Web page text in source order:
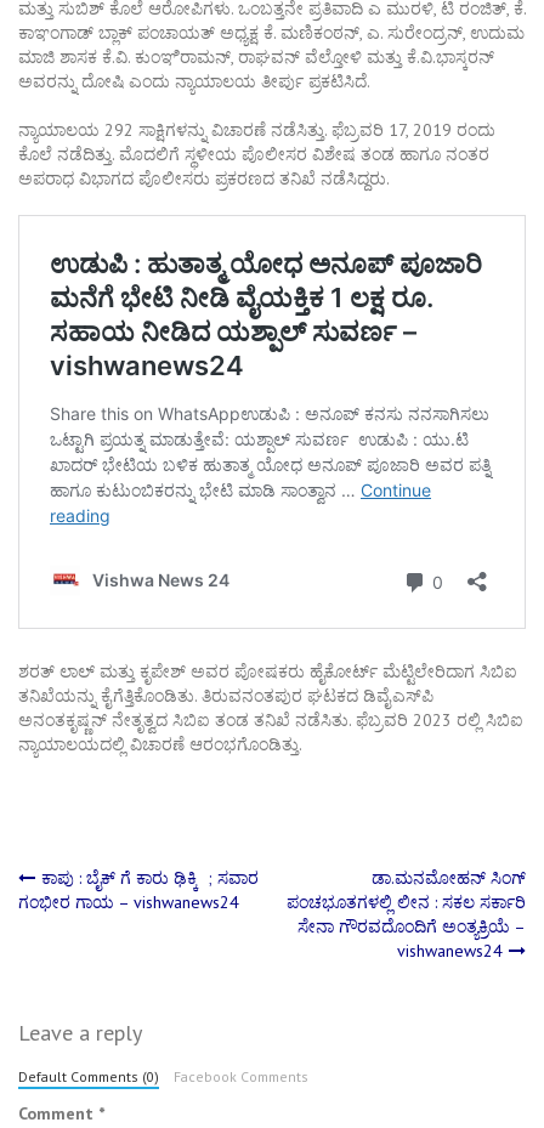
ಮತ್ತು ಸುಬಿಶ್ ಕೊಲೆ ಆರೋಪಿಗಳು. ಒಂಬತ್ತನೇ ಪ್ರತಿವಾದಿ ಎ ಮುರಳಿ, ಟಿ ರಂಜಿತ್, ಕೆ.
ಕಾಞಂಗಾಡ್ ಬ್ಲಾಕ್ ಪಂಚಾಯತ್ ಅಧ್ಯಕ್ಷ ಕೆ. ಮಣಿಕಂಠನ್, ಎ. ಸುರೇಂದ್ರನ್, ಉದುಮ
ಮಾಜಿ ಶಾಸಕ ಕೆ.ವಿ. ಕುಂಞಿರಾಮನ್, ರಾಘವನ್ ವೆಲ್ತೋಳಿ ಮತ್ತು ಕೆ.ವಿ.ಭಾಸ್ಕರನ್
ಅವರನ್ನು ದೋಷಿ ಎಂದು ನ್ಯಾಯಾಲಯ ತೀರ್ಪು ಪ್ರಕಟಿಸಿದೆ.
ನ್ಯಾಯಾಲಯ 292 ಸಾಕ್ಷಿಗಳನ್ನು ವಿಚಾರಣೆ ನಡೆಸಿತ್ತು. ಫೆಬ್ರವರಿ 17, 2019 ರಂದು
ಕೊಲೆ ನಡೆದಿತ್ತು. ಮೊದಲಿಗೆ ಸ್ಥಳೀಯ ಪೊಲೀಸರ ವಿಶೇಷ ತಂಡ ಹಾಗೂ ನಂತರ
ಅಪರಾಧ ವಿಭಾಗದ ಪೊಲೀಸರು ಪ್ರಕರಣದ ತನಿಖೆ ನಡೆಸಿದ್ದರು.
ಶರತ್ ಲಾಲ್ ಮತ್ತು ಕೃಪೇಶ್ ಅವರ ಪೋಷಕರು ಹೈಕೋರ್ಟ್ ಮೆಟ್ಟಿಲೇರಿದಾಗ ಸಿಬಿಐ
ತನಿಖೆಯನ್ನು ಕೈಗೆತ್ತಿಕೊಂಡಿತು. ತಿರುವನಂತಪುರ ಘಟಕದ ಡಿವೈಎಸ್‌ಪಿ
ಅನಂತಕೃಷ್ಣನ್ ನೇತೃತ್ವದ ಸಿಬಿಐ ತಂಡ ತನಿಖೆ ನಡೆಸಿತು. ಫೆಬ್ರವರಿ 2023 ರಲ್ಲಿ ಸಿಬಿಐ
ನ್ಯಾಯಾಲಯದಲ್ಲಿ ವಿಚಾರಣೆ ಆರಂಭಗೊಂಡಿತ್ತು.
Post
ಕಾಪು : ಬೈಕ್ ಗೆ ಕಾರು ಢಿಕ್ಕಿ ; ಸವಾರ
ಗಂಭೀರ ಗಾಯ – vishwanews24
ಡಾ.ಮನಮೋಹನ್‌ ಸಿಂಗ್‌
ಪಂಚಭೂತಗಳಲ್ಲಿ ಲೀನ : ಸಕಲ ಸರ್ಕಾರಿ
ಸೇನಾ ಗೌರವದೊಂದಿಗೆ ಅಂತ್ಯಕ್ರಿಯೆ –
vishwanews24
Leave a reply
Default Comments (0) Facebook Comments
Comment *